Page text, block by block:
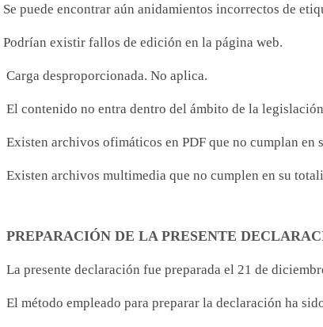
Se puede encontrar aún anidamientos incorrectos de
Podrían existir fallos de edición en la página web.
Carga desproporcionada. No aplica.
El contenido no entra dentro del ámbito de la
Existen archivos ofimáticos en PDF que no cumplan
Existen archivos multimedia que no cumplen en su
PREPARACIÓN DE LA PRESENTE
La presente declaración fue preparada el 21 de
El método empleado para preparar la declaración ha